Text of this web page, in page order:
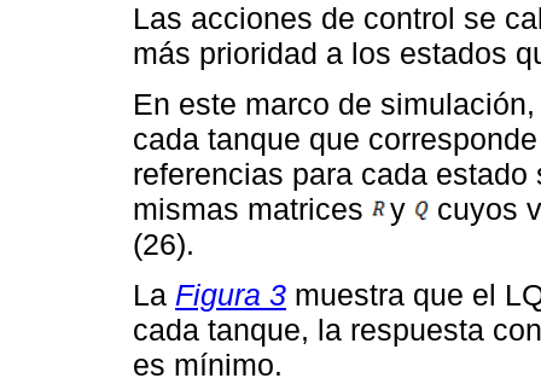
Las acciones de control se
más prioridad a los estados
En este marco de
cada tanque que
referencias para cada
mismas matrices
y
cuyos
(26).
La Figura 3 muestra que el
cada tanque, la respuesta
es mínimo.